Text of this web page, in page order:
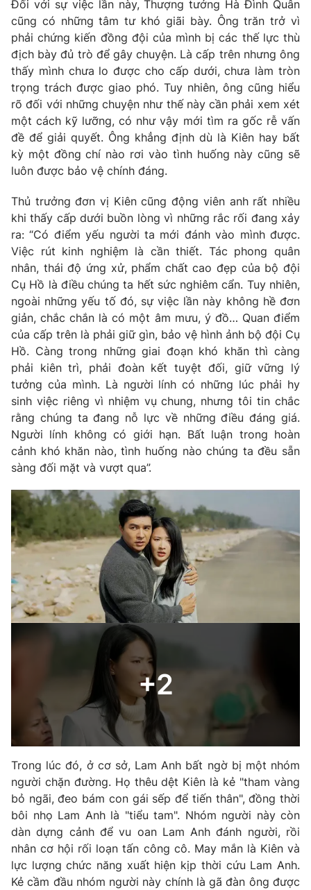
Đối với sự việc lần này, Thượng tướng Hà Đình Quân
cũng có những tâm tư khó giãi bày. Ông trăn trở vì
phải chứng kiến đồng đội của mình bị các thế lực thù
địch bày đủ trò để gây chuyện. Là cấp trên nhưng ông
thấy mình chưa lo được cho cấp dưới, chưa làm tròn
trọng trách được giao phó. Tuy nhiên, ông cũng hiểu
rõ đối với những chuyện như thế này cần phải xem xét
một cách kỹ lưỡng, có như vậy mới tìm ra gốc rễ vấn
đề để giải quyết. Ông khẳng định dù là Kiên hay bất
kỳ một đồng chí nào rơi vào tình huống này cũng sẽ
luôn được bảo vệ chính đáng.
Thủ trưởng đơn vị Kiên cũng động viên anh rất nhiều
khi thấy cấp dưới buồn lòng vì những rắc rối đang xảy
ra: “Có điểm yếu người ta mới đánh vào mình được.
Việc rút kinh nghiệm là cần thiết. Tác phong quân
nhân, thái độ ứng xử, phẩm chất cao đẹp của bộ đội
Cụ Hồ là điều chúng ta hết sức nghiêm cẩn. Tuy nhiên,
ngoài những yếu tố đó, sự việc lần này không hề đơn
giản, chắc chắn là có một âm mưu, ý đồ… Quan điểm
của cấp trên là phải giữ gìn, bảo vệ hình ảnh bộ đội Cụ
Hồ. Càng trong những giai đoạn khó khăn thì càng
phải kiên trì, phải đoàn kết tuyệt đối, giữ vững lý
tưởng của mình. Là người lính có những lúc phải hy
sinh việc riêng vì nhiệm vụ chung, nhưng tôi tin chắc
rằng chúng ta đang nỗ lực về những điều đáng giá.
Người lính không có giới hạn. Bất luận trong hoàn
cảnh khó khăn nào, tình huống nào chúng ta đều sẵn
sàng đối mặt và vượt qua”.
Trong lúc đó, ở cơ sở, Lam Anh bất ngờ bị một nhóm
người chặn đường. Họ thêu dệt Kiên là kẻ "tham vàng
bỏ ngãi, đeo bám con gái sếp để tiến thân", đồng thời
bôi nhọ Lam Anh là "tiểu tam". Nhóm người này còn
dàn dựng cảnh để vu oan Lam Anh đánh người, rồi
nhân cơ hội rối loạn tấn công cô. May mắn là Kiên và
lực lượng chức năng xuất hiện kịp thời cứu Lam Anh.
Kẻ cầm đầu nhóm người này chính là gã đàn ông được